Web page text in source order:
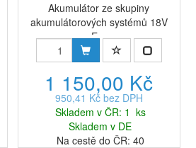
Akumulátor ze skupiny
akumulátorových systémů 18V
E...
1 150,00 Kč
950,41 Kč bez DPH
Skladem v ČR: 1 ks
Skladem v DE
Na cestě do ČR: 40